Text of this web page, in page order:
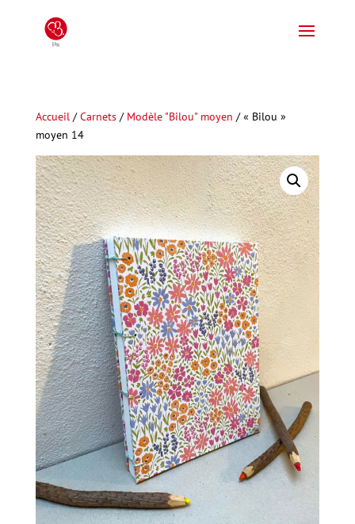
Accueil/Carnets/ Modèle "Bilou" moyen / « Bilou »
moyen 14